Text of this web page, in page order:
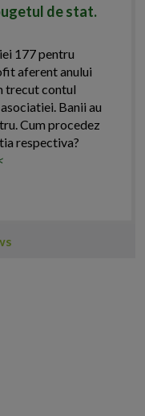
de stat.
177 pentru
aferent anului
trecut contul
Banii au
Cum procedez
respectiva?